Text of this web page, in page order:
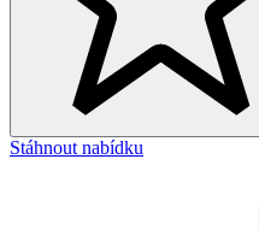
Stáhnout nabídku